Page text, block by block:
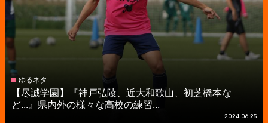
ゆるネタ
【尽誠学園】『神戸弘陵、近大和歌山、初芝橋本な
ど...』県内外の様々な高校の練習...
2024.06.25